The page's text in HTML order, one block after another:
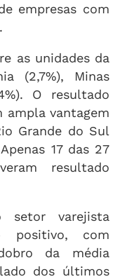
empresas com
as unidades da
(2,7%), Minas
O resultado
ampla vantagem
Grande do Sul
17 das 27
resultado
varejista
positivo, com
da média
dos últimos